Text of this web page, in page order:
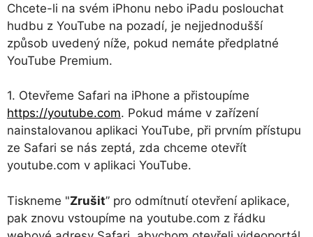
Chcete-li na svém iPhonu nebo iPadu poslouchat
hudbu z YouTube na pozadí, je nejjednodušší
způsob uvedený níže, pokud nemáte předplatné
YouTube Premium.
1. Otevřeme Safari na iPhone a přistoupíme
https://youtube.com. Pokud máme v zařízení
nainstalovanou aplikaci YouTube, při prvním přístupu
ze Safari se nás zeptá, zda chceme otevřít
youtube.com v aplikaci YouTube.
Tiskneme "Zrušit” pro odmítnutí otevření aplikace,
pak znovu vstoupíme na youtube.com z řádku